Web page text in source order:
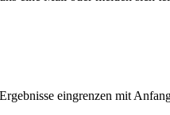
Ergebnisse eingrenzen mit